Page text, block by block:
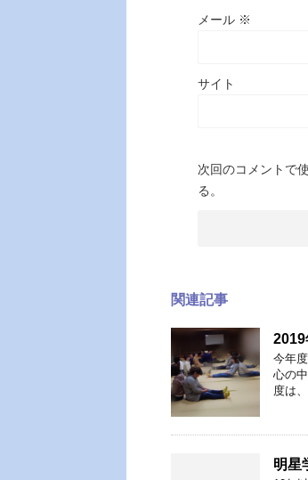
メール ※
サイト
次回のコメントで
る。
関連記事
今年
心の
度は
明星